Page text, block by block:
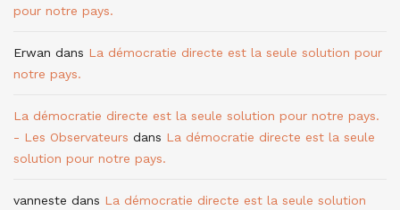
pour notre pays.
Erwan dans La démocratie directe est la seule solution pour
notre pays.
La démocratie directe est la seule solution pour notre pays.
- Les Observateurs dans La démocratie directe est la seule
solution pour notre pays.
vanneste dans La démocratie directe est la seule solution